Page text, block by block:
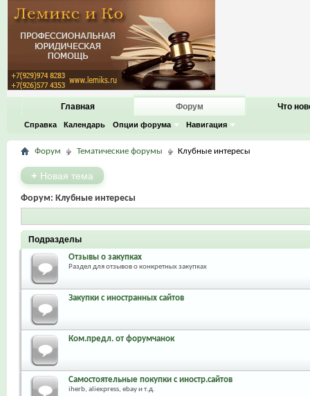
Главная Форум
Справка Календарь Опции форума Навигация
Что
Форум Тематические форумы Клубные интересы
+ Новая тема
Форум: Клубные интересы
Подразделы
Отзывы о закупках
Раздел для отзывов о конкретных закупках
Закупки с иностранных сайтов
Ком.предл. от форумчанок
Самостоятельные покупки с иностр.сайтов
iherb, aliexpress, ebay и т.д.